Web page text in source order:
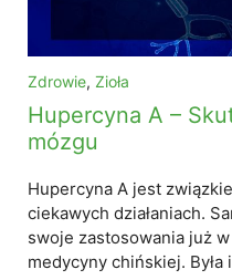
Zdrowie, Zioła
Hupercyna A –
mózgu
Hupercyna A jest
ciekawych działaniach.
swoje zastosowania już
medycyny chińskiej. Była